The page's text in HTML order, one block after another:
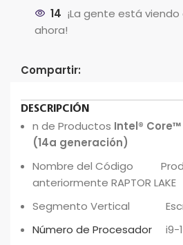
14 ¡La gente está
ahora!
Compartir:
DESCRIPCIÓN
n de Productos Intel®
(14a generación)
Nombre del Código
anteriormente RAPTOR LAKE
Segmento Vertical
Número de Procesador i9-